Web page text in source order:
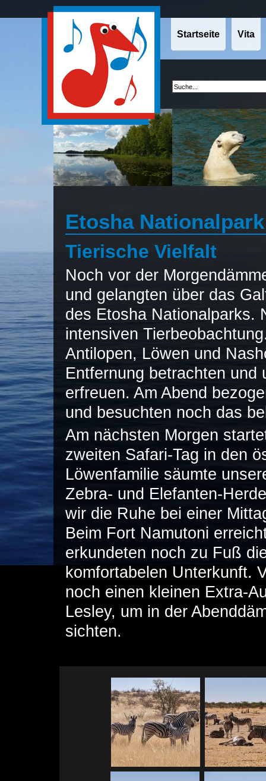
Startseite Vita
Etosha Nationalpark
Tierische Vielfalt
Noch vor der
und gelangten über das
des Etosha Nationalparks.
intensiven
Antilopen, Löwen und
Entfernung betrachten und
erfreuen. Am Abend
und besuchten noch das
Am nächsten Morgen
zweiten Safari-Tag in den
Löwenfamilie säumte
Zebra- und Elefanten-
wir die Ruhe bei einer
Beim Fort Namutoni
erkundeten noch zu Fuß
komfortabelen Unterkunft.
noch einen kleinen Extra-
Lesley, um in der
sichten.